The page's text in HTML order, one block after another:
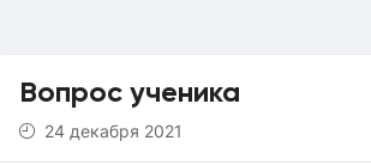
Вопрос ученика
24 декабря 2021